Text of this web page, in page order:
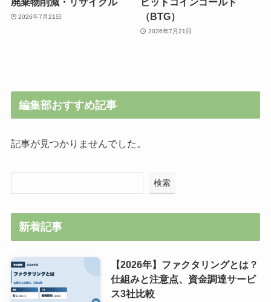
2026年7月21日
（BTG）
2026年7月21日
編集部おすすめ記事
記事が見つかりませんでした。
検索
新着記事
【2026年】ファクタリングとは？
仕組みと注意点、資金調達サービ
ス3社比較